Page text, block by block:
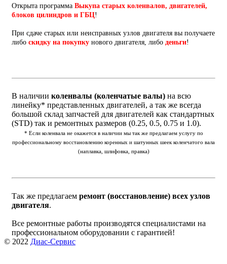
Открыта программа Выкупа старых коленвалов, двигателей,
блоков цилиндров и ГБЦ!
При сдаче старых или неисправных узлов двигателя вы получаете
либо скидку на покупку нового двигателя, либо деньги!
В наличии коленвалы (коленчатые валы) на всю
линейку* представленных двигателей, а так же всегда
большой склад запчастей для двигателей как стандартных
(STD) так и ремонтных размеров (0.25, 0.5, 0.75 и 1.0).
* Если коленвала не окажется в наличии мы так же предлагаем услугу по
профессиональному восстановлению коренных и шатунных шеек коленчатого вала
(наплавка, шлифовка, правка)
Так же предлагаем ремонт (восстановление) всех узлов
двигателя.
Все ремонтные работы производятся специалистами на
профессиональном оборудовании с гарантией!
© 2022 Диас-Сервис